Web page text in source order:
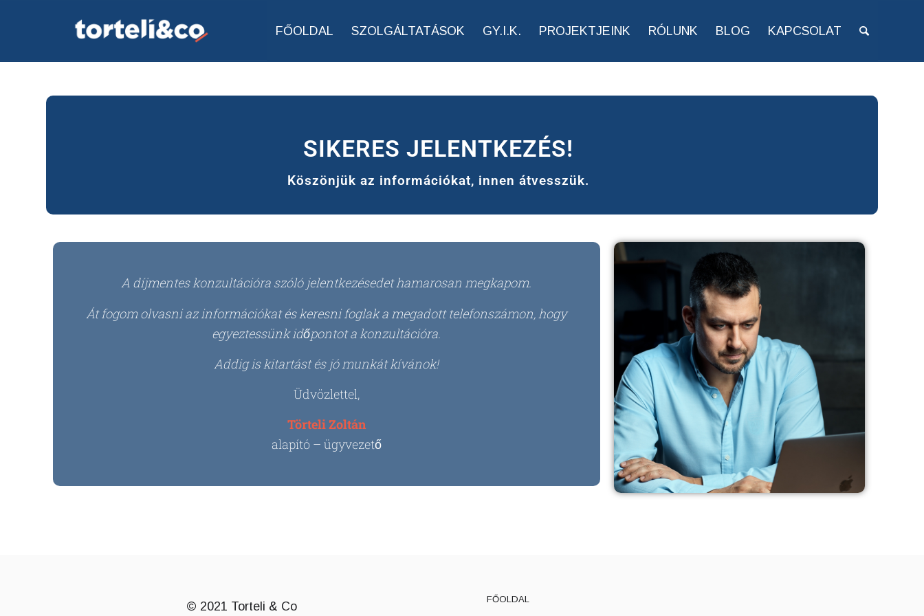
FŐOLDAL SZOLGÁLTATÁSOK GY.I.K. PROJEKTJEINK RÓLUNK BLOG KAPCSOLAT
SIKERES JELENTKEZÉS!
Köszönjük az információkat, innen átvesszük.
A díjmentes konzultációra szóló jelentkezésedet hamarosan megkapom.
Át fogom olvasni az információkat és keresni foglak a megadott telefonszámon, hogy
egyeztessünk időpontot a konzultációra.
Addig is kitartást és jó munkát kívánok!
Üdvözlettel,
Törteli Zoltán
alapító – ügyvezető
© 2021 Torteli & Co
FŐOLDAL